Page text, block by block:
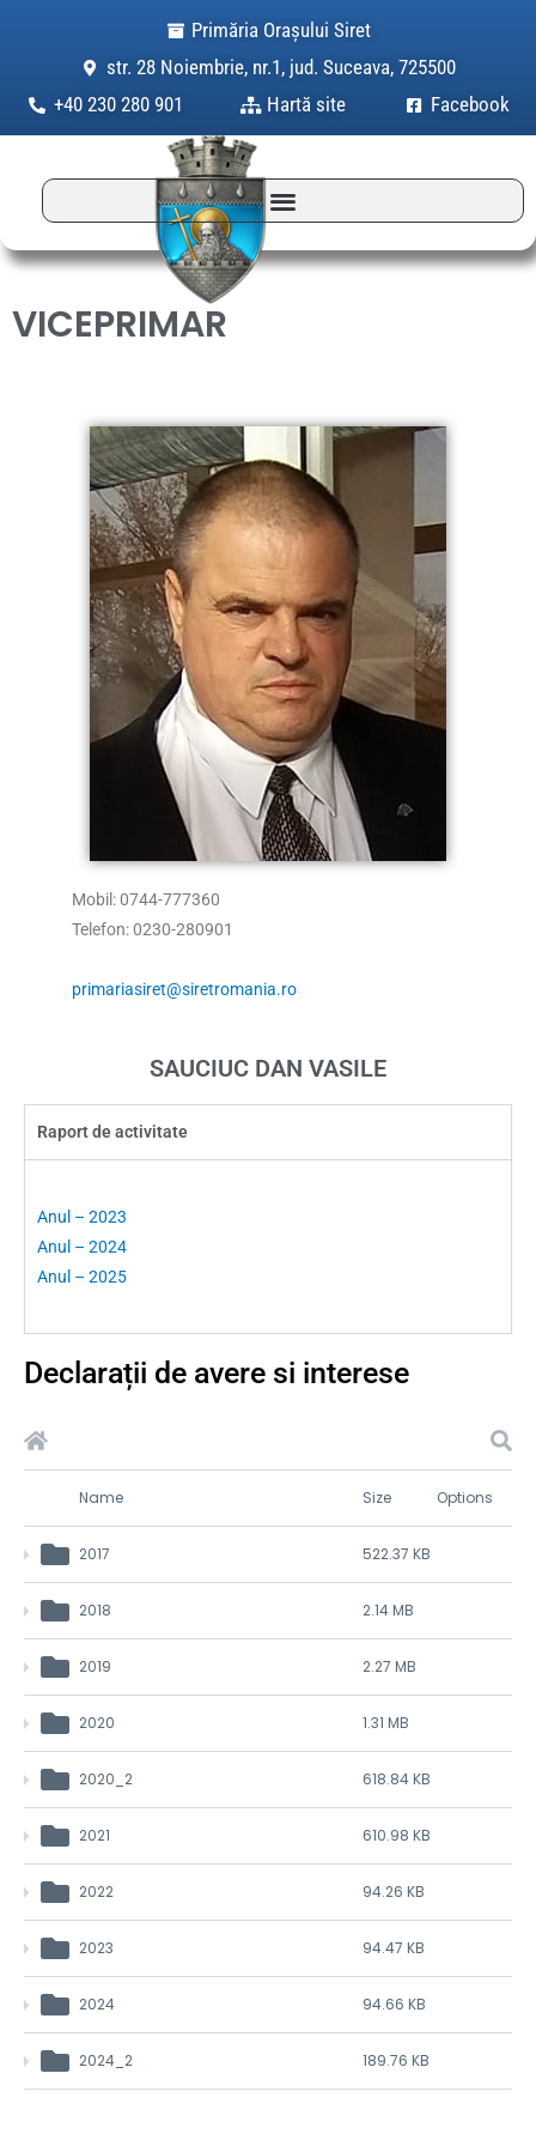
Primăria Orașului Siret
str. 28 Noiembrie, nr.1, jud. Suceava, 725500
+40 230 280 901
Hartă site Facebook
VICEPRIMAR
Mobil: 0744-777360
Telefon: 0230-280901
primariasiret@siretromania.ro
SAUCIUC DAN VASILE
Raport de activitate
Anul – 2023
Anul – 2024
Anul – 2025
Declarații de avere si interese
Name Size Options
2017 522.37 KB
2018 2.14 MB
2019 2.27 MB
2020 1.31 MB
2020_2 618.84 KB
2021 610.98 KB
2022 94.26 KB
2023 94.47 KB
2024 94.66 KB
2024_2 189.76 KB